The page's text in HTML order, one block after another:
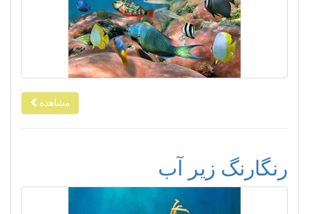
مشاهده
رنگارنگ زیر آب